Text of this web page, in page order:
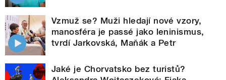
Vzmuž se? Muži hledají nové vzory,
manosféra je passé jako leninismus,
tvrdí Jarkovská, Maňák a Petr
Jaké je Chorvatsko bez turistů?